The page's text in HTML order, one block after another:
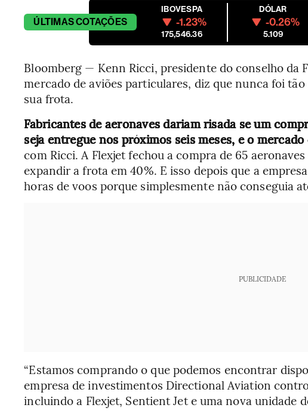
ÚLTIMASCOTAÇÕES
IBOVESPA
-1.23%
175,546.36
DÓLAR
-0.26%
5.109
Bloomberg — Kenn Ricci, presidente do conselho da
mercado de aviões particulares, diz que nunca foi
sua frota.
Fabricantes de aeronaves dariam risada se um
seja entregue nos próximos seis meses, e o mercado
com Ricci. A Flexjet fechou a compra de 65
expandir a frota em 40%. E isso depois que a
horas de voos porque simplesmente não conseguia
PUBLICIDADE
“Estamos comprando o que podemos encontrar
empresa de investimentos Directional Aviation
incluindo a Flexjet, Sentient Jet e uma nova unidade